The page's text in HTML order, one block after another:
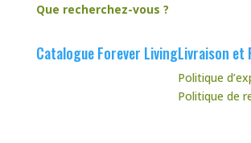
Que recherchez-vous ?
Catalogue Forever LivingLivraison et
Politique
Politique de